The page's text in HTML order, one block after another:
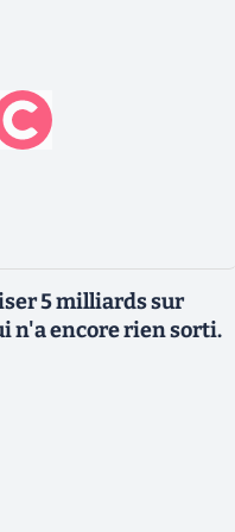
5 milliards sur
n'a encore rien sorti.